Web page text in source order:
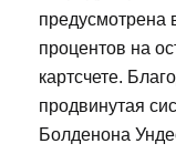
предусмотрена
процентов на
картсчете.
продвинутая
Болденона